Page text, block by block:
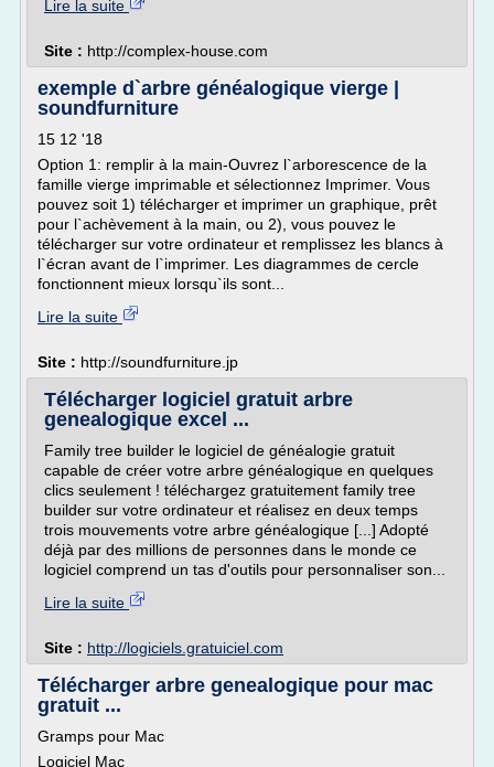
Lire la suite
Site : http://complex-house.com
exemple d`arbre généalogique vierge |
soundfurniture
15 12 '18
Option 1: remplir à la main-Ouvrez l`arborescence de la
famille vierge imprimable et sélectionnez Imprimer. Vous
pouvez soit 1) télécharger et imprimer un graphique, prêt
pour l`achèvement à la main, ou 2), vous pouvez le
télécharger sur votre ordinateur et remplissez les blancs à
l`écran avant de l`imprimer. Les diagrammes de cercle
fonctionnent mieux lorsqu`ils sont...
Lire la suite
Site : http://soundfurniture.jp
Télécharger logiciel gratuit arbre
genealogique excel ...
Family tree builder le logiciel de généalogie gratuit
capable de créer votre arbre généalogique en quelques
clics seulement ! téléchargez gratuitement family tree
builder sur votre ordinateur et réalisez en deux temps
trois mouvements votre arbre généalogique [...] Adopté
déjà par des millions de personnes dans le monde ce
logiciel comprend un tas d'outils pour personnaliser son...
Lire la suite
Site : http://logiciels.gratuiciel.com
Télécharger arbre genealogique pour mac
gratuit ...
Gramps pour Mac
Logiciel Mac